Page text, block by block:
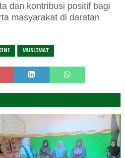
dan kontribusi positif bagi
masyarakat di daratan
MUSLIMAT